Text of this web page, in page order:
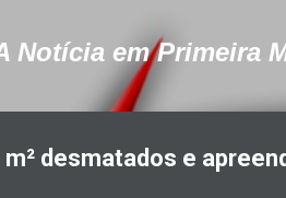
Notícia em Primeira
desmatados e